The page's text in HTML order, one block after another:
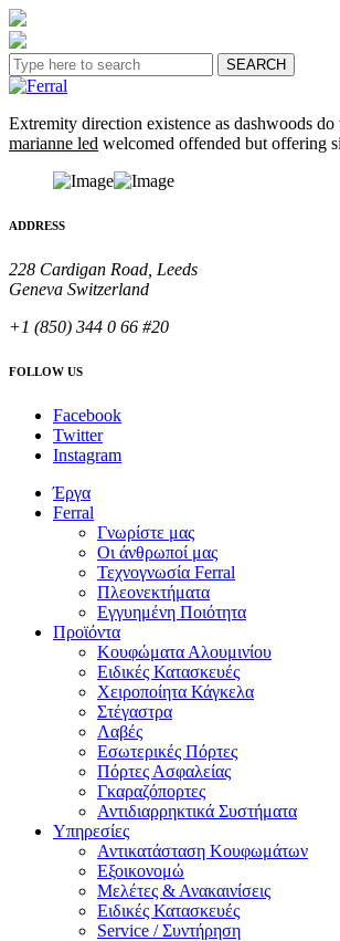
Extremity direction existence as dashwoods do
marianne led welcomed offended but offering
ADDRESS
228 Cardigan Road, Leeds
Geneva Switzerland
+1 (850) 344 0 66 #20
FOLLOW US
Facebook
Twitter
Instagram
Έργα
Ferral
Γνωρίστε μας
Οι άνθρωποί μας
Τεχνογνωσία Ferral
Πλεονεκτήματα
Εγγυημένη Ποιότητα
Προϊόντα
Κουφώματα Αλουμινίου
Ειδικές Κατασκευές
Χειροποίητα Κάγκελα
Στέγαστρα
Λαβές
Εσωτερικές Πόρτες
Πόρτες Ασφαλείας
Γκαραζόπορτες
Αντιδιαρρηκτικά Συστήματα
Υπηρεσίες
Αντικατάσταση Κουφωμάτων
Εξοικονομώ
Μελέτες & Ανακαινίσεις
Ειδικές Κατασκευές
Service / Συντήρηση